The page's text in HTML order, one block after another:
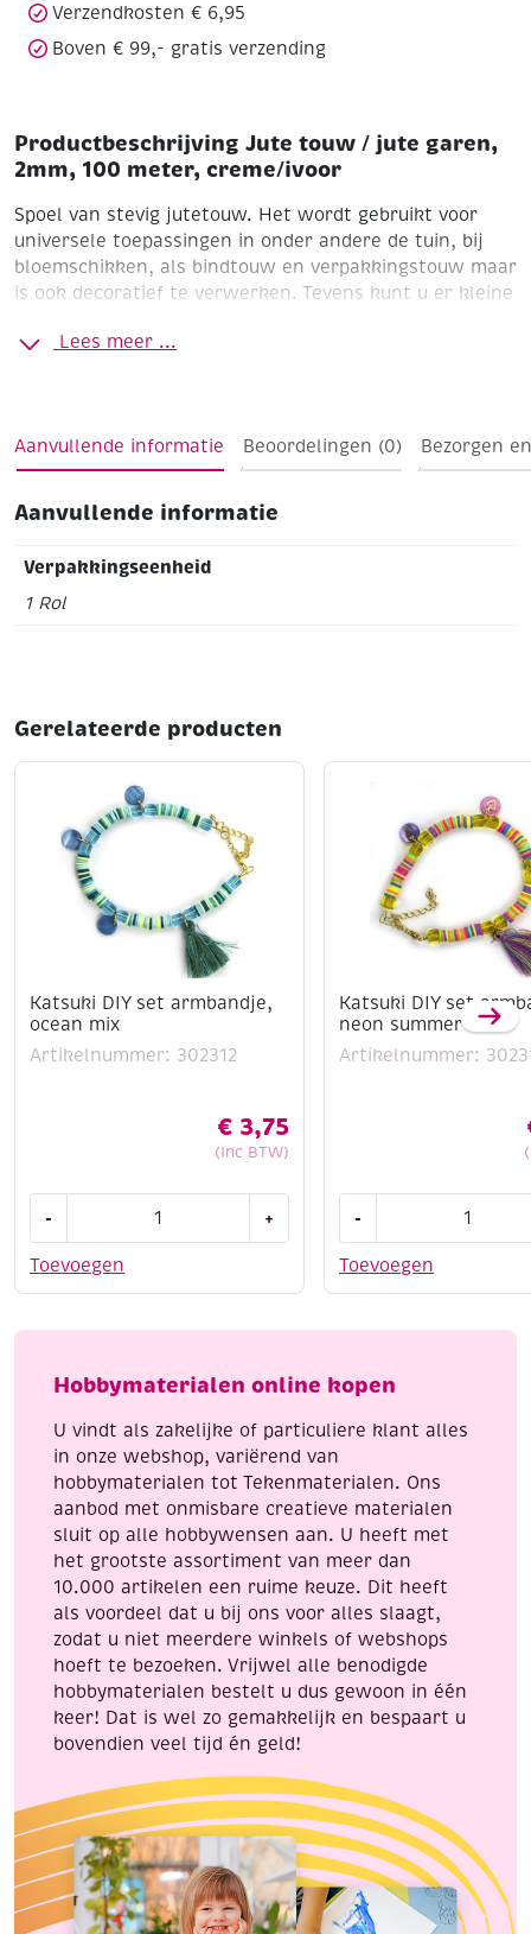
Verzendkosten € 6,95
Boven € 99,- gratis verzending
Productbeschrijving Jute touw / jute garen,
2mm, 100 meter, creme/ivoor
Spoel van stevig jutetouw. Het wordt gebruikt voor
universele toepassingen in onder andere de tuin, bij
bloemschikken, als bindtouw en verpakkingstouw maar
is ook decoratief te verwerken. Tevens kunt u er kleine
Lees meer ...
Aanvullende informatie Beoordelingen (0) Bezorgen
Aanvullende informatie
Verpakkingseenheid
1 Rol
Gerelateerde producten
Katsuki DIY set armbandje,
ocean mix
Artikelnummer: 302312
€ 3,75
(Inc BTW)
Toevoegen
-
set
mix
+
Katsuki DIY set
neon summer mix
Artikelnummer:
Toevoegen
-
set
summer
aantal
Hobbymaterialen online kopen
U vindt als zakelijke of particuliere klant alles
in onze webshop, variërend van
hobbymaterialen tot Tekenmaterialen. Ons
aanbod met onmisbare creatieve materialen
sluit op alle hobbywensen aan. U heeft met
het grootste assortiment van meer dan
10.000 artikelen een ruime keuze. Dit heeft
als voordeel dat u bij ons voor alles slaagt,
zodat u niet meerdere winkels of webshops
hoeft te bezoeken. Vrijwel alle benodigde
hobbymaterialen bestelt u dus gewoon in één
keer! Dat is wel zo gemakkelijk en bespaart u
bovendien veel tijd én geld!